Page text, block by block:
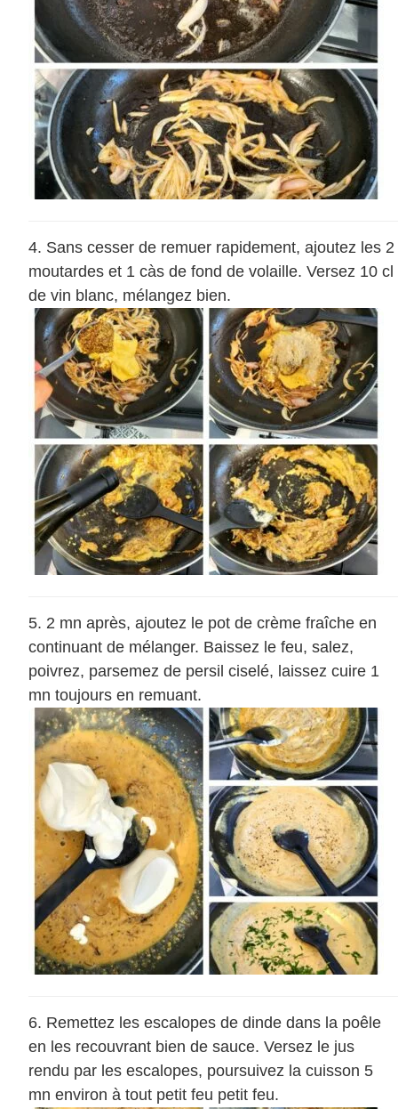
Sans cesser de remuer rapidement, ajoutez les 2
moutardes et 1 càs de fond de volaille. Versez 10 cl
de vin blanc, mélangez bien.
2 mn après, ajoutez le pot de crème fraîche en
continuant de mélanger. Baissez le feu, salez,
poivrez, parsemez de persil ciselé, laissez cuire 1
mn toujours en remuant.
Remettez les escalopes de dinde dans la poêle
en les recouvrant bien de sauce. Versez le jus
rendu par les escalopes, poursuivez la cuisson 5
mn environ à tout petit feu petit feu.